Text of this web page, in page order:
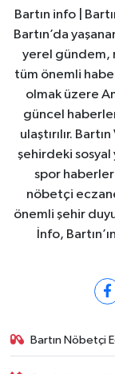
Bartın info |
Bartın’da
yerel gündem,
tüm önemli
olmak üzere
güncel
ulaştırılır.
şehirdeki
spor haberleri
nöbetçi
önemli şehir
İnfo,
Bartın Nöbetçi